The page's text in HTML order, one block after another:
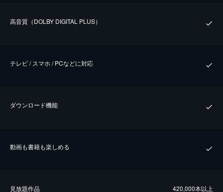
⾼⾳質（DOLBY DIGITAL PLUS）
テレビ / スマホ / PCなどに対応
ダウンロード機能
動画も書籍も楽しめる
⾒放題作品 420,000本以上